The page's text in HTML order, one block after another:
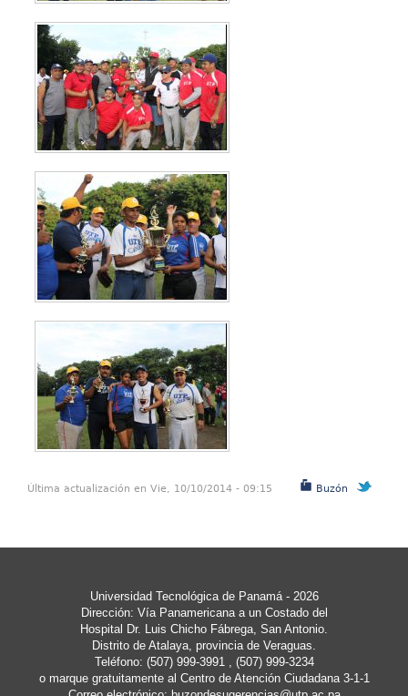
Buzón
Última actualización en Vie, 10/10/2014 - 09:15
Universidad Tecnológica de Panamá - 2026
Dirección: Vía Panamericana a un Costado del
Hospital Dr. Luis Chicho Fábrega, San Antonio.
Distrito de Atalaya, provincia de Veraguas.
Teléfono: (507) 999-3991 , (507) 999-3234
o marque gratuitamente al Centro de Atención Ciudadana 3-1-1